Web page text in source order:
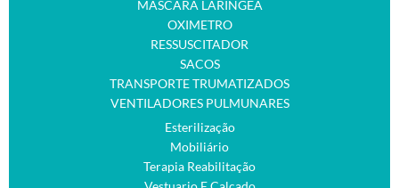
MASCARA LARINGEA
OXIMETRO
RESSUSCITADOR
SACOS
TRANSPORTE TRUMATIZADOS
VENTILADORES PULMUNARES
Esterilização
Mobiliário
Terapia Reabilitação